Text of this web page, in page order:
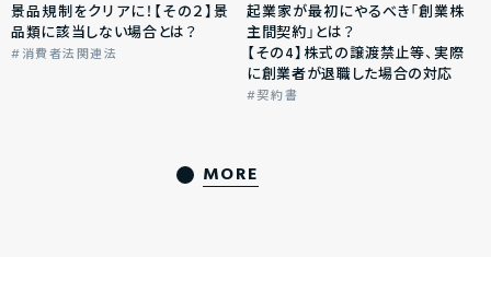
景品規制をクリアに！【その２】景
品類に該当しない場合とは？
消費者法関連法
起業家が最初にやるべき「創業株
主間契約」とは？
【その4】株式の譲渡禁止等、実際
に創業者が退職した場合の対応
契約書
MORE